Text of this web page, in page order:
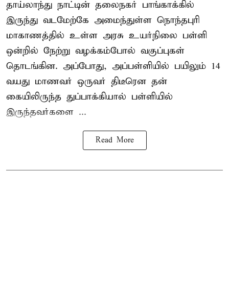
தாய்லாந்து நாட்டின் தலைநகர் பாங்காக்கில்
இருந்து வடமேற்கே அமைந்துள்ள நொந்தபுரி
மாகாணத்தில் உள்ள அரசு உயர்நிலை பள்ளி
ஒன்றில் நேற்று வழக்கம்போல் வகுப்புகள்
தொடங்கின. அப்போது, அப்பள்ளியில் பயிலும் 14
வயது மாணவர் ஒருவர் திடீரென தன்
கையிலிருந்த துப்பாக்கியால் பள்ளியில்
இருந்தவர்களை ...
Read More